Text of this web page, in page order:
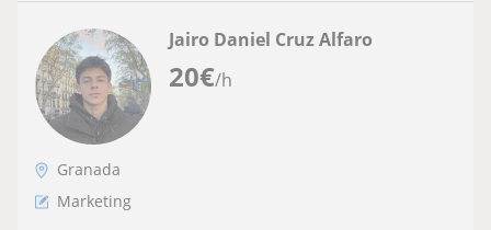
20€/h
Jairo Daniel Cruz Alfaro
Granada
Marketing